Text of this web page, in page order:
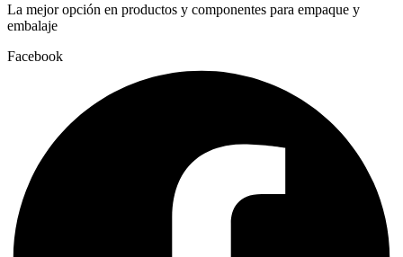
La mejor opción en productos y componentes para empaque y
embalaje
Facebook